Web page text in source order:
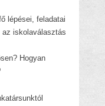
lépései, feladatai
az iskolaválasztás
Hogyan